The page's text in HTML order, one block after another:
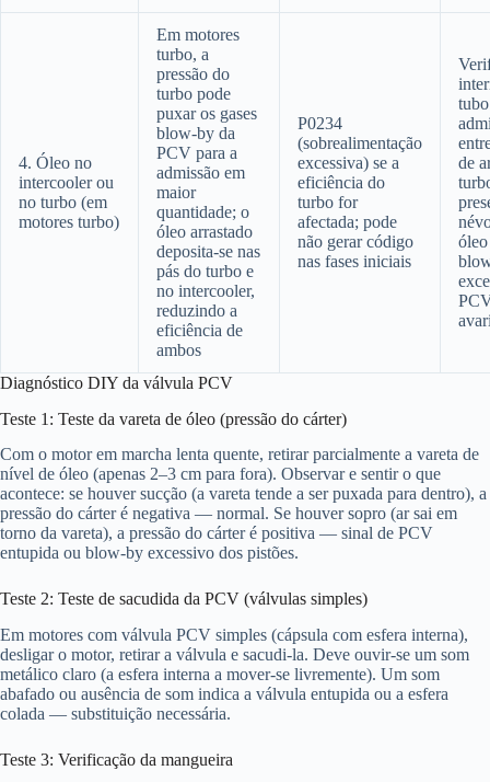
4. Óleo no
intercooler ou
no turbo (em
motores turbo)
Em motores
turbo, a
pressão do
turbo pode
puxar os gases
blow-by da
PCV para a
admissão em
maior
quantidade; o
óleo arrastado
deposita-se nas
pás do turbo e
no intercooler,
reduzindo a
eficiência de
ambos
P0234
(sobrealimentação
excessiva) se a
eficiência do
turbo for
afectada; pode
não gerar código
nas fases iniciais
de
Diagnóstico DIY da válvula PCV
Teste 1: Teste da vareta de óleo (pressão do cárter)
Com o motor em marcha lenta quente, retirar parcialmente a vareta de
nível de óleo (apenas 2–3 cm para fora). Observar e sentir o que
acontece: se houver sucção (a vareta tende a ser puxada para dentro), a
pressão do cárter é negativa — normal. Se houver sopro (ar sai em
torno da vareta), a pressão do cárter é positiva — sinal de PCV
entupida ou blow-by excessivo dos pistões.
Teste 2: Teste de sacudida da PCV (válvulas simples)
Em motores com válvula PCV simples (cápsula com esfera interna),
desligar o motor, retirar a válvula e sacudi-la. Deve ouvir-se um som
metálico claro (a esfera interna a mover-se livremente). Um som
abafado ou ausência de som indica a válvula entupida ou a esfera
colada — substituição necessária.
Teste 3: Verificação da mangueira